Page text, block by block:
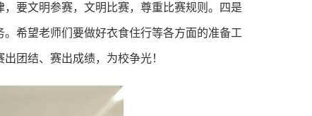
要文明参赛，文明比赛，尊重比赛规则。四是
希望老师们要做好衣食住行等各方面的准备工
团结、赛出成绩，为校争光！